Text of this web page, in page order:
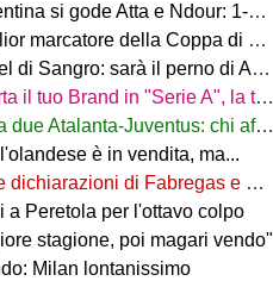
Atta e Ndour: 1-1 col Deportivo
della Coppa di Lega
Sangro: sarà il perno di Allegri
la tua azienda e professione titolare nel cuore dell'Atalanta
Juventus: chi affonderà il colpo?
è in vendita, ma...
di Fabregas e del brasiliano
a Peretola per l'ottavo colpo
stagione, poi magari vendo"
Milan lontanissimo